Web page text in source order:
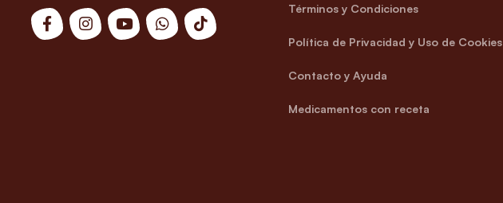
Términos y Condiciones
Política de Privacidad y Uso de Cookies
Contacto y Ayuda
Medicamentos con receta